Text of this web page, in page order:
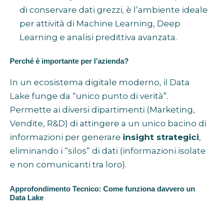
di conservare dati grezzi, è l’ambiente ideale
per attività di Machine Learning, Deep
Learning e analisi predittiva avanzata.
Perché è importante per l’azienda?
In un ecosistema digitale moderno, il Data
Lake funge da “unico punto di verità”.
Permette ai diversi dipartimenti (Marketing,
Vendite, R&D) di attingere a un unico bacino di
informazioni per generare insight strategici,
eliminando i “silos” di dati (informazioni isolate
e non comunicanti tra loro).
Approfondimento Tecnico: Come funziona davvero un
Data Lake